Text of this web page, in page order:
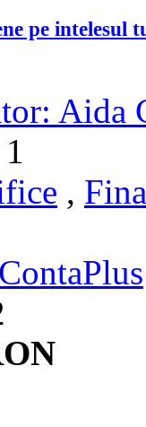
pe intelesul
Aida
,